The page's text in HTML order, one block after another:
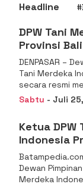
Headline
DPW Tani
Provinsi
Muzakir
Menteri
DENPASAR –
Tani Merdeka
secara resmi
kepada Ketua
Sabtu - Juli
Ketua DPW
Indonesia
Penunjukan
sebagai
Nasional
Dewan
Merdeka